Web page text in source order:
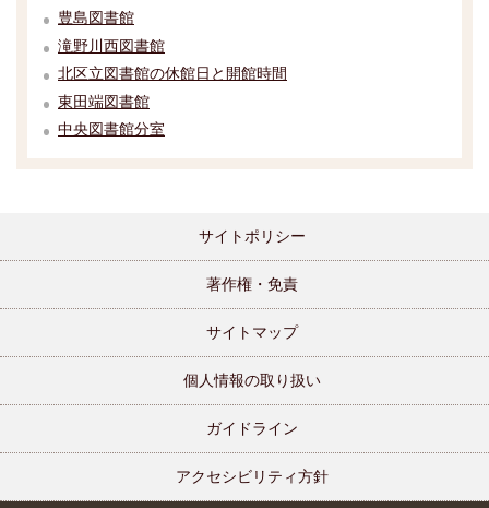
豊島図書館
滝野川西図書館
北区立図書館の休館日と開館時間
東田端図書館
中央図書館分室
サイトポリシー
著作権・免責
サイトマップ
個人情報の取り扱い
ガイドライン
アクセシビリティ方針